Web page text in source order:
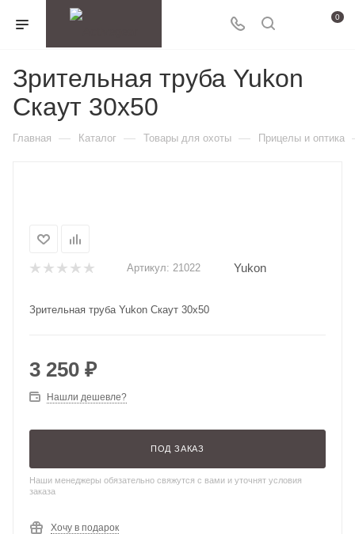
0
Зрительная труба Yukon
Скаут 30x50
Главная — Каталог — Товары для охоты — Прицелы и оптика
Артикул: 21022 Yukon
Зрительная труба Yukon Скаут 30x50
3 250 ₽
Нашли дешевле?
ПОД ЗАКАЗ
Наши менеджеры обязательно свяжутся с вами и уточнят условия
заказа
Хочу в подарок